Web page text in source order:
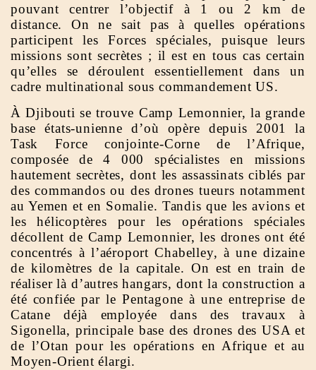
pouvant centrer l’objectif à 1 ou 2 km de
distance. On ne sait pas à quelles opérations
participent les Forces spéciales, puisque leurs
missions sont secrètes ; il est en tous cas certain
qu’elles se déroulent essentiellement dans un
cadre multinational sous commandement US.
À Djibouti se trouve Camp Lemonnier, la grande
base états-unienne d’où opère depuis 2001 la
Task Force conjointe-Corne de l’Afrique,
composée de 4 000 spécialistes en missions
hautement secrètes, dont les assassinats ciblés par
des commandos ou des drones tueurs notamment
au Yemen et en Somalie. Tandis que les avions et
les hélicoptères pour les opérations spéciales
décollent de Camp Lemonnier, les drones ont été
concentrés à l’aéroport Chabelley, à une dizaine
de kilomètres de la capitale. On est en train de
réaliser là d’autres hangars, dont la construction a
été confiée par le Pentagone à une entreprise de
Catane déjà employée dans des travaux à
Sigonella, principale base des drones des USA et
de l’Otan pour les opérations en Afrique et au
Moyen-Orient élargi.